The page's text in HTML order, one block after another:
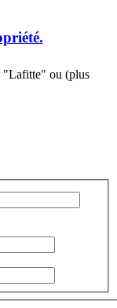
"Lafitte" ou (plus